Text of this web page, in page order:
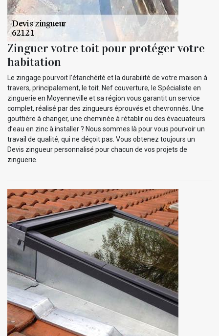
Zinguer votre toit pour protéger votre
habitation
Le zingage pourvoit l’étanchéité et la durabilité de votre maison à
travers, principalement, le toit. Nef couverture, le Spécialiste en
zinguerie en Moyenneville et sa région vous garantit un service
complet, réalisé par des zingueurs éprouvés et chevronnés. Une
gouttière à changer, une cheminée à rétablir ou des évacuateurs
d’eau en zinc à installer ? Nous sommes là pour vous pourvoir un
travail de qualité, qui ne déçoit pas. Vous obtenez toujours un
Devis zingueur personnalisé pour chacun de vos projets de
zinguerie.